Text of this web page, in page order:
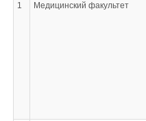
1 Медицинский факультет